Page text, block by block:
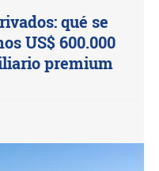
qué se
US$ 600.000
premium